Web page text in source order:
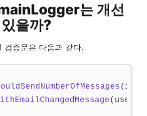
는 개선
을까?
검증문은 다음과 같다.
( 1
( user